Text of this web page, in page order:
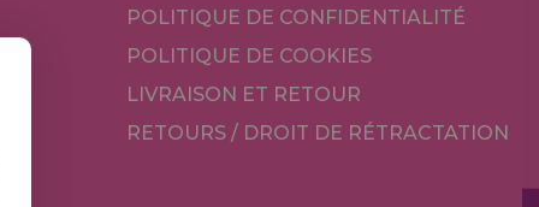
POLITIQUE DE CONFIDENTIALITÉ
POLITIQUE DE COOKIES
LIVRAISON ET RETOUR
RETOURS / DROIT DE RÉTRACTATION